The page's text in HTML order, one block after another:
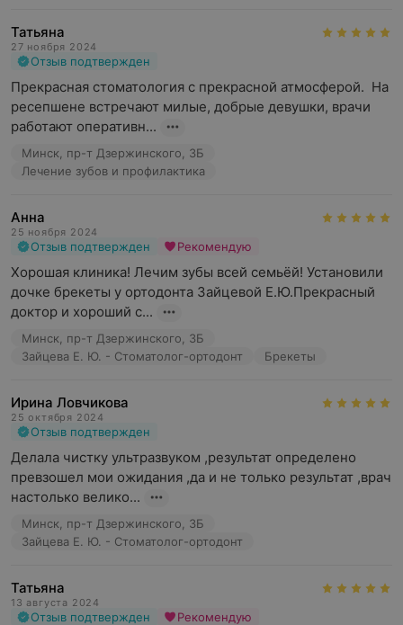
Татьяна
27 ноября 2024
Отзыв подтвержден
Прекрасная стоматология с прекрасной атмосферой.  На
ресепшене встречают милые, добрые девушки, врачи
работают оперативн...
Минск, пр-т Дзержинского, 3Б
Лечение зубов и профилактика
Анна
25 ноября 2024
Отзыв подтвержден Рекомендую
Хорошая клиника! Лечим зубы всей семьёй! Установили
дочке брекеты у ортодонта Зайцевой Е.Ю.Прекрасный
доктор и хороший с...
Минск, пр-т Дзержинского, 3Б
Зайцева Е. Ю. - Стоматолог-ортодонт
Брекеты
Ирина Ловчикова
25 октября 2024
Отзыв подтвержден
Делала чистку ультразвуком ,результат определено
превзошел мои ожидания ,да и не только результат ,врач
настолько велико...
Минск, пр-т Дзержинского, 3Б
Зайцева Е. Ю. - Стоматолог-ортодонт
Татьяна
13 августа 2024
Отзыв подтвержден Рекомендую